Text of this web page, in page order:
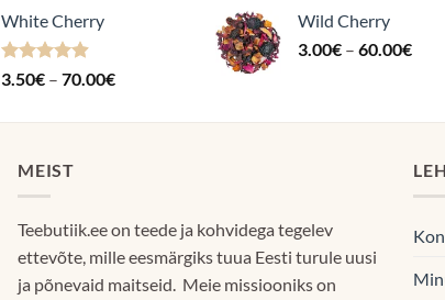
White Cherry
Hinnanguga
3.50€ – 70.00€Hinnavahemik:
kuni
Wild Cherry
3.00€ – 60.00€
MEIST
Teebutiik.ee on teede ja kohvidega tegelev
ettevõte, mille eesmärgiks tuua Eesti turule uusi
ja põnevaid maitseid. Meie missiooniks on